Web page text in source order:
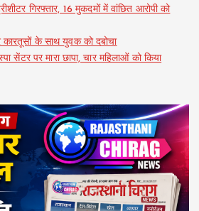
गिरफ्तार, 16 मुकदमों में वांछित आरोपी को
के साथ युवक को दबोचा
सेंटर पर मारा छापा, चार महिलाओं को किया